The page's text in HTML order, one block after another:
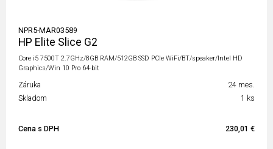
NPR5-MAR03589
HP Elite Slice G2
Core i5 7500T 2.7GHz/8GB RAM/512GB SSD PCIe WiFi/BT/speaker/Intel HD
Graphics/Win 10 Pro 64-bit
Záruka
24 mes.
Skladom
1 ks
Cena s DPH 230,01 €